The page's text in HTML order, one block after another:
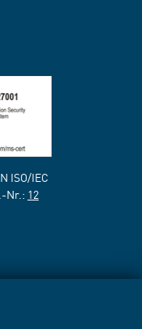
ISO/IEC
Nr.: 12